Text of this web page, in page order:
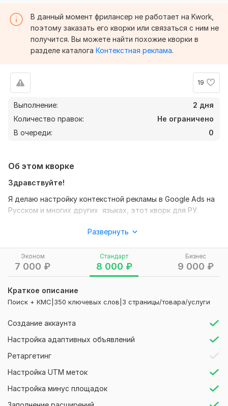
В данный момент фрилансер не работает на Kwork,
поэтому заказать его кворки или связаться с ним не
получится. Вы можете найти похожие кворки в
разделе каталога Контекстная реклама.
19
Выполнение:
2 дня
Количество правок:
Не ограничено
В очереди:
0
Эконом
7 000 ₽
Стандарт
8 000 ₽
Бизнес
9 000 ₽
Краткое описание
Поиск + КМС|350 ключевых слов|3 страницы/товара/услуги
Создание аккаунта
Настройка адаптивных объявлений
Ретаргетинг
Настройка UTM меток
Настройка минус площадок
Об этом кворке
Здравствуйте!
Я делаю настройку контекстной рекламы в Google Ads на
Русском и многих других языках, этот кворк для РУ.
- Сбор семантического ядра.
- Отбор-минус слов
- Создание групп объявлений. Метод 1 группа = 1
объявление = 1 ключевая фраза
- Слова добавляются в 2-х типах соответствия -
уточнения, номер телефона).
- Консультация после завершения работы
Развернуть